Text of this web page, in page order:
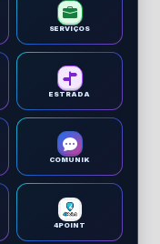
SERVIÇOS
ESTRADA
COMUNIK
4POINT